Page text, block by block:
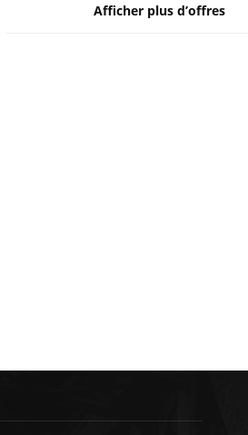
Afficher plus d’offres